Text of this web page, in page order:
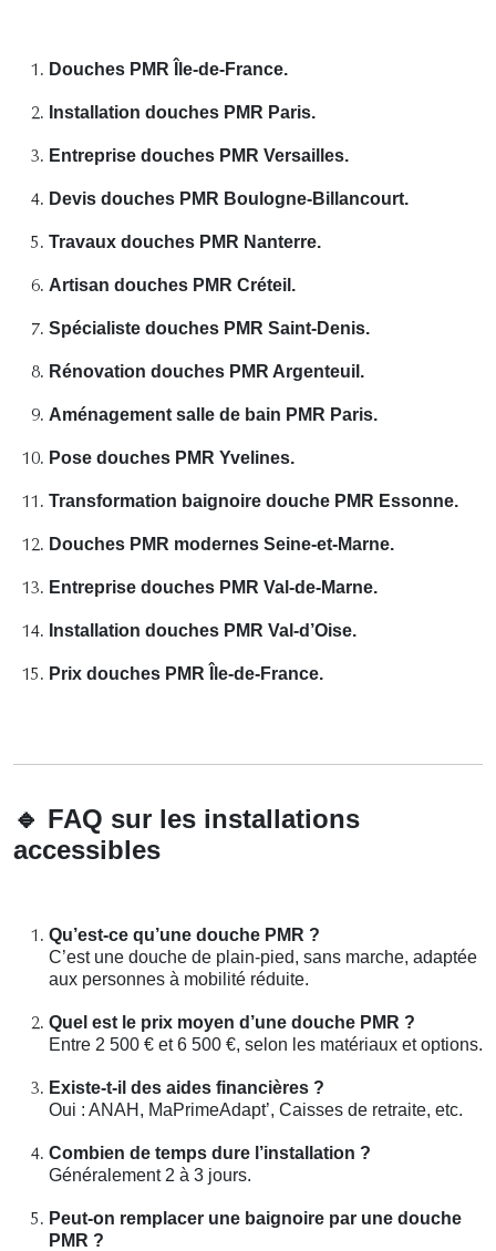
Douches PMR Île-de-France.
Installation douches PMR Paris.
Entreprise douches PMR Versailles.
Devis douches PMR Boulogne-Billancourt.
Travaux douches PMR Nanterre.
Artisan douches PMR Créteil.
Spécialiste douches PMR Saint-Denis.
Rénovation douches PMR Argenteuil.
Aménagement salle de bain PMR Paris.
Pose douches PMR Yvelines.
Transformation baignoire douche PMR Essonne.
Douches PMR modernes Seine-et-Marne.
Entreprise douches PMR Val-de-Marne.
Installation douches PMR Val-d’Oise.
Prix douches PMR Île-de-France.
🔹 FAQ sur les installations
accessibles
Qu’est-ce qu’une douche PMR ?
C’est une douche de plain-pied, sans marche, adaptée
aux personnes à mobilité réduite.
Quel est le prix moyen d’une douche PMR ?
Entre 2 500 € et 6 500 €, selon les matériaux et options.
Existe-t-il des aides financières ?
Oui : ANAH, MaPrimeAdapt’, Caisses de retraite, etc.
Combien de temps dure l’installation ?
Généralement 2 à 3 jours.
Peut-on remplacer une baignoire par une douche
PMR ?